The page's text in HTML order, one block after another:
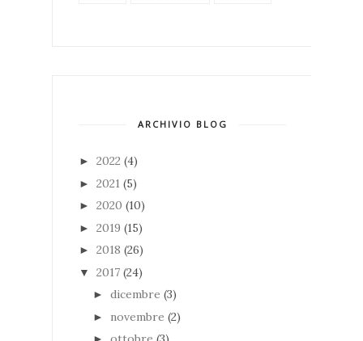
ARCHIVIO BLOG
► 2022 (4)
► 2021 (5)
► 2020 (10)
► 2019 (15)
► 2018 (26)
▼ 2017 (24)
► dicembre (3)
► novembre (2)